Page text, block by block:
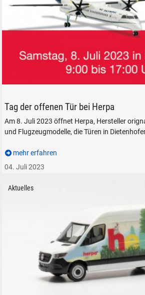
Tag der offenen Tür bei Herpa
Am 8. Juli 2023 öffnet Herpa, Hersteller
und Flugzeugmodelle, die Türen in
mehr erfahren
04. Juli 2023
Aktuelles